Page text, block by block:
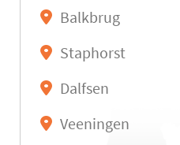
Balkbrug
Staphorst
Dalfsen
Veeningen